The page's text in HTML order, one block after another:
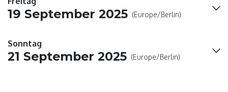
19 September 2025 (Europe/Berlin)
Sonntag
21 September 2025 (Europe/Berlin)